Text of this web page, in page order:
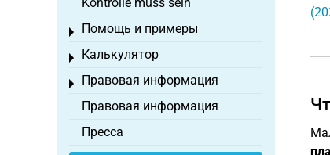
Помощь и примеры
Toggle menu
Калькулятор
Toggle menu
Правовая информация
Toggle menu
Правовая информация
Пресса